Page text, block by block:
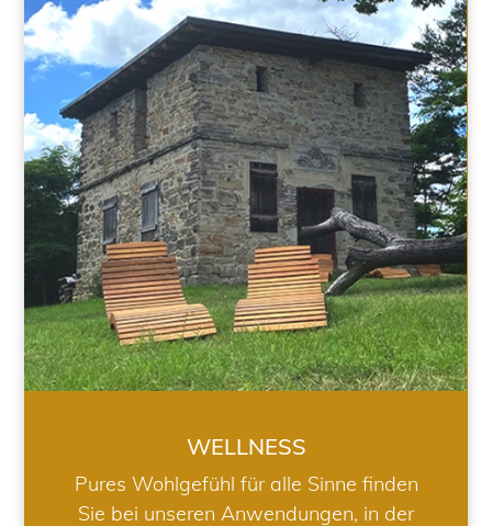
WELLNESS
WELLNESS
Pures Wohlgefühl für alle Sinne finden
Sie bei unseren Anwendungen, in der